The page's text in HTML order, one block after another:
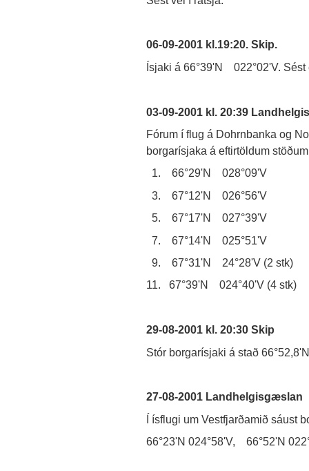
06-09-2001 kl.19:20. Skip.
Ísjaki á 66°39'N 022°02'V. Sést
03-09-2001 kl. 20:39
Fórum í flug á Dohrnbanka og
borgarísjaka á eftirtöldum
1. 66°29'N 028°09'V
3. 67°12'N 026°56'V
5. 67°17'N 027°39'V
7. 67°14'N 025°51'V
9. 67°31'N 24°28'V (2 stk)
11. 67°39'N 024°40'V (4
29-08-2001 kl. 20:30 Skip
Stór borgarísjaki á stað
27-08-2001 Landhelgisgæslan
Í ísflugi um Vestfjarðamið sáust
66°23'N 024°58'V, 66°52'N